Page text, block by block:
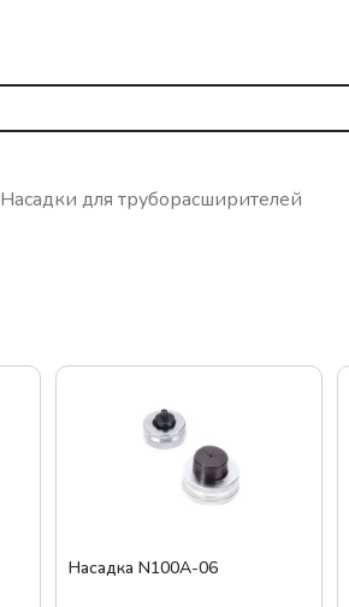
Насадки для труборасширителей
Насадка N100A-06